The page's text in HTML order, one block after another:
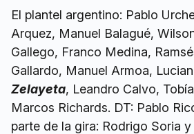
El plantel argentino: Pablo
Arquez, Manuel Balagué,
Gallego, Franco Medina,
Gallardo, Manuel Armoa,
Zelayeta, Leandro Calvo,
Marcos Richards. DT: Pablo
parte de la gira: Rodrigo Soria